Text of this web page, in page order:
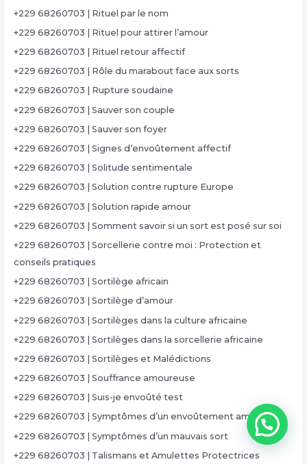
+229 68260703 | Rituel par le nom
+229 68260703 | Rituel pour attirer l’amour
+229 68260703 | Rituel retour affectif
+229 68260703 | Rôle du marabout face aux sorts
+229 68260703 | Rupture soudaine
+229 68260703 | Sauver son couple
+229 68260703 | Sauver son foyer
+229 68260703 | Signes d’envoûtement affectif
+229 68260703 | Solitude sentimentale
+229 68260703 | Solution contre rupture Europe
+229 68260703 | Solution rapide amour
+229 68260703 | Somment savoir si un sort est posé sur soi
+229 68260703 | Sorcellerie contre moi : Protection et
conseils pratiques
+229 68260703 | Sortilège africain
+229 68260703 | Sortilège d’amour
+229 68260703 | Sortilèges dans la culture africaine
+229 68260703 | Sortilèges dans la sorcellerie africaine
+229 68260703 | Sortilèges et Malédictions
+229 68260703 | Souffrance amoureuse
+229 68260703 | Suis-je envoûté test
+229 68260703 | Symptômes d’un envoûtement amoureux
+229 68260703 | Symptômes d’un mauvais sort
+229 68260703 | Talismans et Amulettes Protectrices